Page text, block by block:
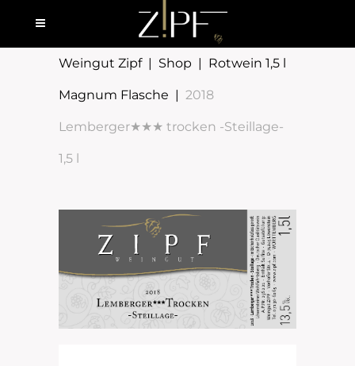
Weingut Zipf| Shop | Rotwein 1,5 l
Magnum Flasche | 2018
Lemberger★★★ trocken -Steillage-
1,5 l